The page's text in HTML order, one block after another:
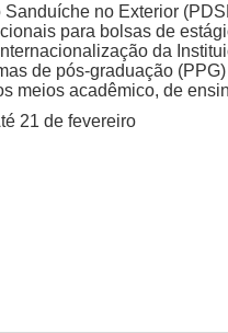
no Exterior
para bolsas de
da
de pós-graduação
meios acadêmico, de
21 de fevereiro